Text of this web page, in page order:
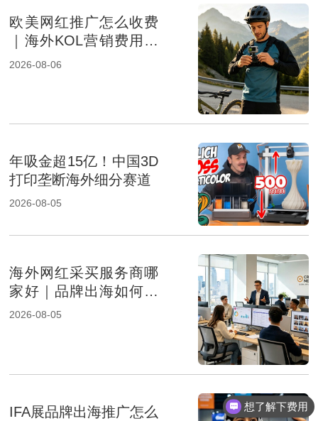
欧美网红推广怎么收费
｜海外KOL营销费用组
成及报价影响因素解析
2026-08-06
年吸金超15亿！中国3D
打印垄断海外细分赛道
2026-08-05
海外网红采买服务商哪
家好｜品牌出海如何选
择专业KOL采购机构
2026-08-05
IFA展品牌出海推广怎么
想了解下费用